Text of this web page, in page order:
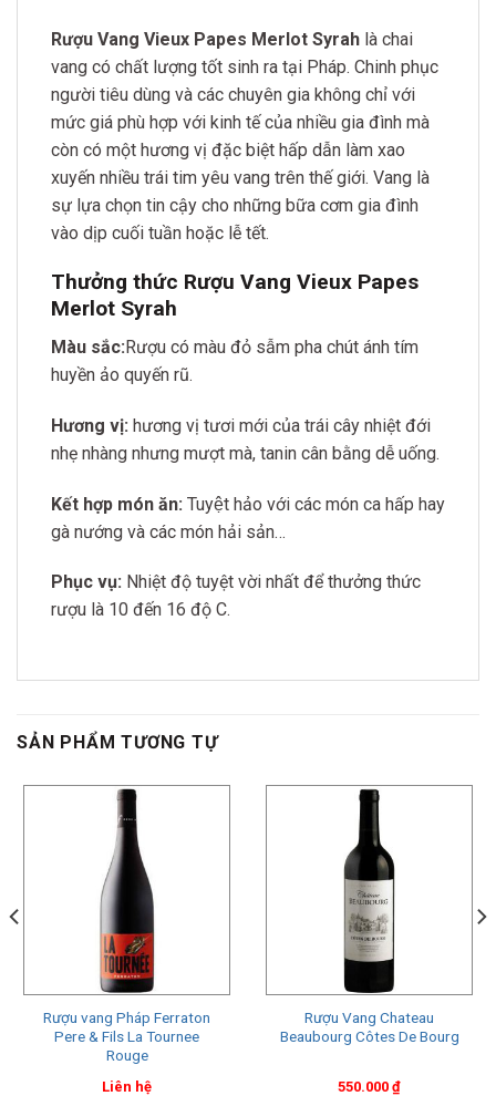
Rượu Vang Vieux Papes Merlot Syrah là chai
vang có chất lượng tốt sinh ra tại Pháp. Chinh phục
người tiêu dùng và các chuyên gia không chỉ với
mức giá phù hợp với kinh tế của nhiều gia đình mà
còn có một hương vị đặc biệt hấp dẫn làm xao
xuyến nhiều trái tim yêu vang trên thế giới. Vang là
sự lựa chọn tin cậy cho những bữa cơm gia đình
vào dịp cuối tuần hoặc lễ tết.
Thưởng thức Rượu Vang Vieux Papes
Merlot Syrah
Màu sắc:Rượu có màu đỏ sẫm pha chút ánh tím
huyền ảo quyến rũ.
Hương vị: hương vị tươi mới của trái cây nhiệt đới
nhẹ nhàng nhưng mượt mà, tanin cân bằng dễ uống.
Kết hợp món ăn: Tuyệt hảo với các món ca hấp hay
gà nướng và các món hải sản…
Phục vụ: Nhiệt độ tuyệt vời nhất để thưởng thức
rượu là 10 đến 16 độ C.
SẢN PHẨM TƯƠNG TỰ
Rượu vang Pháp Ferraton
Pere & Fils La Tournee
Rouge
Liên hệ
Rượu Vang Chateau
Beaubourg Côtes De Bourg
550.000 ₫